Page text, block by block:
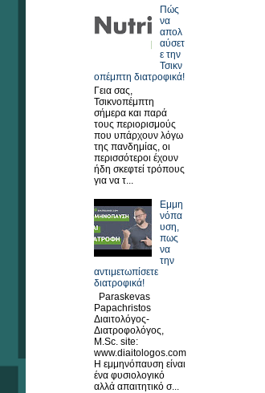
Πώς
να
απολ
αύσετ
ε την
Τσικν
οπέμπτη διατροφικά!
Γεια σας,
Τσικνοπέμπτη
σήμερα και παρά
τους περιορισμούς
που υπάρχουν λόγω
της πανδημίας, οι
περισσότεροι έχουν
ήδη σκεφτεί τρόπους
για να τ...
Εμμη
νόπα
υση,
πως
να
την
αντιμετωπίσετε
διατροφικά!
Paraskevas
Papachristos
Διαιτολόγος-
Διατροφολόγος,
M.Sc. site:
www.diaitologos.com
Η εμμηνόπαυση είναι
ένα φυσιολογικό
αλλά απαιτητικό σ...